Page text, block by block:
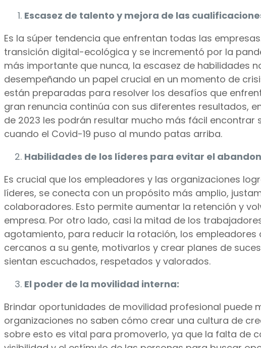
Escasez de talento y mejora de las
Es la súper tendencia que enfrentan todas las
transición digital-ecológica y se incrementó por la
más importante que nunca, la escasez de habilidades
desempeñando un papel crucial en un momento de
están preparadas para resolver los desafíos que
gran renuncia continúa con sus diferentes resultados,
de 2023 les podrán resultar mucho más fácil encontrar
cuando el Covid-19 puso al mundo patas arriba.
Habilidades de los líderes para evitar el
Es crucial que los empleadores y las organizaciones
líderes, se conecta con un propósito más amplio,
colaboradores. Esto permite aumentar la retención y
empresa. Por otro lado, casi la mitad de los
agotamiento, para reducir la rotación, los
cercanos a su gente, motivarlos y crear planes de
sientan escuchados, respetados y valorados.
El poder de la movilidad interna:
Brindar oportunidades de movilidad profesional puede
organizaciones no saben cómo crear una cultura de
sobre esto es vital para promoverlo, ya que la falta de